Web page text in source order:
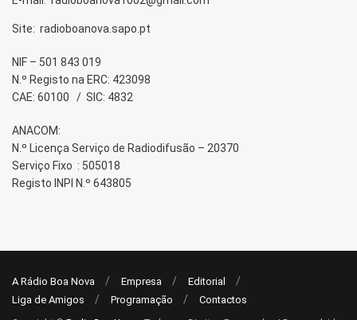
Site: radioboanova.sapo.pt
NIF – 501 843 019
N.º Registo na ERC: 423098
CAE: 60100 / SIC: 4832
ANACOM:
N.º Licença Serviço de Radiodifusão – 20370
Serviço Fixo : 505018
Registo INPI N.º 643805
A Rádio Boa Nova Empresa
Editorial
Liga de Amigos
Programação Contactos